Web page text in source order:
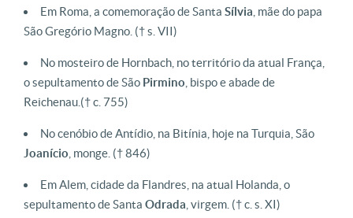
Em Roma, a comemoração de Santa Sílvia , mãe do papa
São Gregório Magno. († s. VII)
No mosteiro de Hornbach, no território da atual França,
o sepultamento de São Pirmino , bispo e abade de
Reichenau. († c. 755)
No cenóbio de Antídio, na Bitínia, hoje na Turquia, São
Joanício , monge. († 846)
Em Alem, cidade da Flandres, na atual Holanda, o
sepultamento de Santa Odrada , virgem. († c. s. XI)